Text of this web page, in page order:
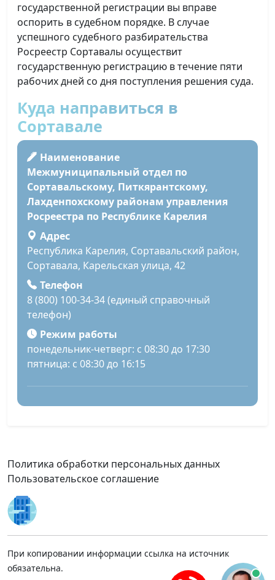
государственной регистрации вы вправе
оспорить в судебном порядке. В случае
успешного судебного разбирательства
Росреестр Сортавалы осуществит
государственную регистрацию в течение пяти
рабочих дней со дня поступления решения суда.
Куда направиться в
Сортавале
Наименование
Межмуниципальный отдел по
Сортавальскому, Питкярантскому,
Лахденпохскому районам управления
Росреестра по Республике Карелия
Адрес
Республика Карелия, Сортавальский район,
Сортавала, Карельская улица, 42
Телефон
8 (800) 100-34-34 (единый справочный
телефон)
Режим работы
понедельник-четверг: с 08:30 до 17:30
пятница: с 08:30 до 16:15
Политика обработки персональных данных
Пользовательское соглашение
При копировании информации ссылка на источник
обязательна.